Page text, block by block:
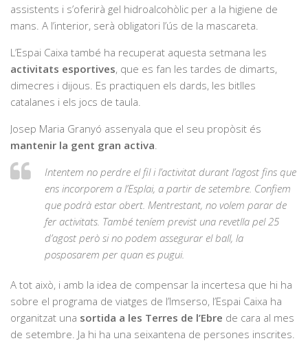
assistents i s’oferirà gel hidroalcohòlic per a la higiene de
mans. A l’interior, serà obligatori l’ús de la mascareta.
L’Espai Caixa també ha recuperat aquesta setmana les
activitats esportives, que es fan les tardes de dimarts,
dimecres i dijous. Es practiquen els dards, les bitlles
catalanes i els jocs de taula.
Josep Maria Granyó assenyala que el seu propòsit és
mantenir la gent gran activa
Intentem no perdre el fil i l’activitat durant l’agost fins que
ens incorporem a l’Esplai, a partir de setembre. Confiem
que podrà estar obert. Mentrestant, no volem parar de
fer activitats. També teníem previst una revetlla pel 25
d’agost però si no podem assegurar el ball, la
posposarem per quan es pugui.
A tot això, i amb la idea de compensar la incertesa que hi ha
sobre el programa de viatges de l’Imserso, l’Espai Caixa ha
organitzat una sortida a les Terres de l’Ebre de cara al mes
de setembre. Ja hi ha una seixantena de persones inscrites.